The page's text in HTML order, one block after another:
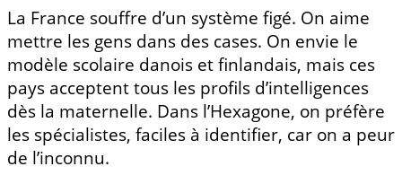
La France souffre d’un système figé. On aime
mettre les gens dans des cases. On envie le
modèle scolaire danois et finlandais, mais ces
pays acceptent tous les profils d’intelligences
dès la maternelle. Dans l’Hexagone, on préfère
les spécialistes, faciles à identifier, car on a peur
de l’inconnu.